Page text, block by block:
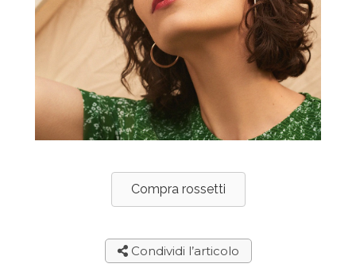
Compra rossetti
Condividi l’articolo